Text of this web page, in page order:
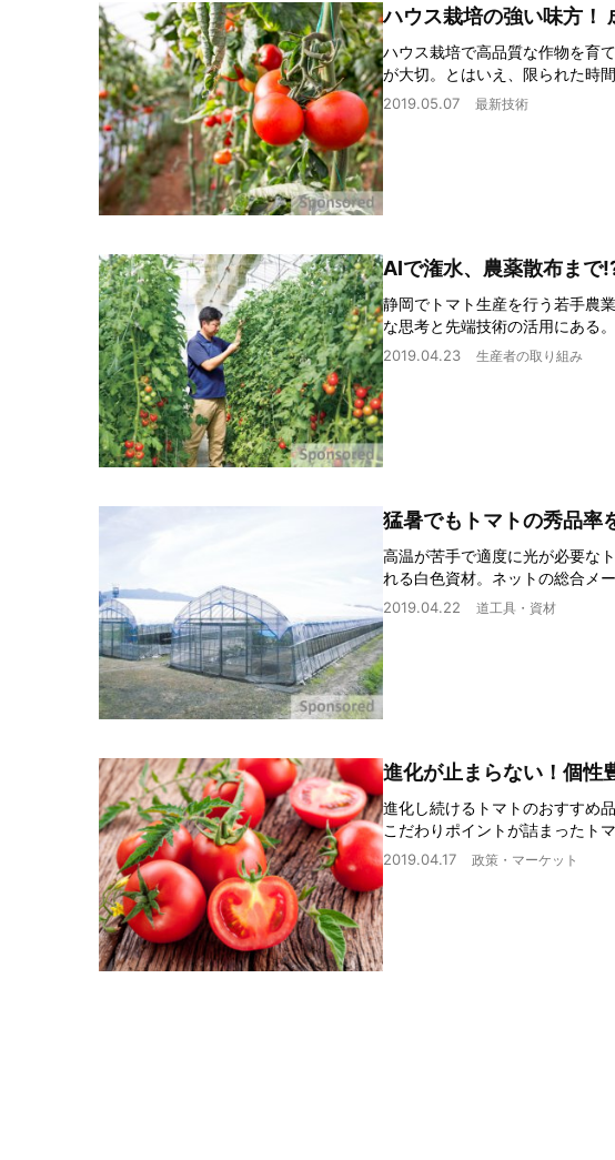
ハウス栽培の強い味方！
ハウス栽培で高品質な作物を育
が大切。とはいえ、限られた時
2019.05.07 最新技術
AIで潅水、農薬散布まで
静岡でトマト生産を行う若手農
な思考と先端技術の活用にある
2019.04.23 生産者の取り組み
猛暑でもトマトの秀品率
高温が苦手で適度に光が必要な
れる白色資材。ネットの総合メ
2019.04.22 道工具・資材
進化が止まらない！個性
進化し続けるトマトのおすすめ
こだわりポイントが詰まったトマ
2019.04.17 政策・マーケット